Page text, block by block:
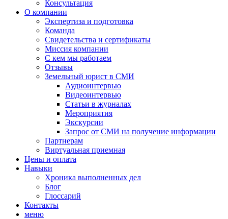
Консультация
О компании
Экспертиза и подготовка
Команда
Свидетельства и сертификаты
Миссия компании
С кем мы работаем
Отзывы
Земельный юрист в СМИ
Аудиоинтервью
Видеоинтервью
Статьи в журналах
Мероприятия
Экскурсии
Запрос от СМИ на получение информации
Партнерам
Виртуальная приемная
Цены и оплата
Навыки
Хроника выполненных дел
Блог
Глоссарий
Контакты
меню